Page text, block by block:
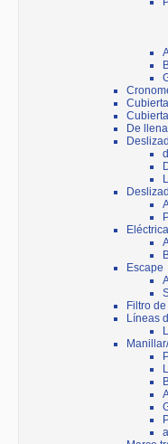
De
Escape
Filtro
Líneas